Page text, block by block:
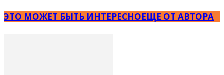
ЭТО МОЖЕТ БЫТЬ ИНТЕРЕСНОЕЩЕ ОТ АВТОРА